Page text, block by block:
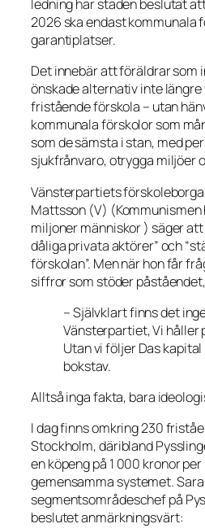
ledning har staden beslutat
2026 ska endast kommunala
garantiplatser.
Det innebär att föräldrar som
önskade alternativ inte längre
fristående förskola – utan
kommunala förskolor som
som de sämsta i stan, med
sjukfrånvaro, otrygga miljöer
Vänsterpartiets
Mattsson (V) (Kommunismen
miljoner människor ) säger
dåliga privata aktörer” och
förskolan”. Men när hon får
siffror som stöder
– Självklart finns det
Vänsterpartiet, Vi håller
Utan vi följer Das
bokstav.
Alltså inga fakta, bara
I dag finns omkring 230
Stockholm, däribland
enköpengpå 1 000 kronor
gemensamma systemet.
segmentsområdeschef på
beslutet anmärkningsvärt: